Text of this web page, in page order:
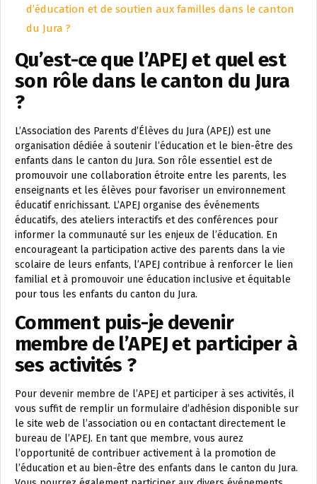
d’éducation et de soutien aux familles dans le canton
du Jura ?
Qu’est-ce que l’APEJ et quel est
son rôle dans le canton du Jura
?
L’Association des Parents d’Élèves du Jura (APEJ) est une
organisation dédiée à soutenir l’éducation et le bien-être des
enfants dans le canton du Jura. Son rôle essentiel est de
promouvoir une collaboration étroite entre les parents, les
enseignants et les élèves pour favoriser un environnement
éducatif enrichissant. L’APEJ organise des événements
éducatifs, des ateliers interactifs et des conférences pour
informer la communauté sur les enjeux de l’éducation. En
encourageant la participation active des parents dans la vie
scolaire de leurs enfants, l’APEJ contribue à renforcer le lien
familial et à promouvoir une éducation inclusive et équitable
pour tous les enfants du canton du Jura.
Comment puis-je devenir
membre de l’APEJ et participer à
ses activités ?
Pour devenir membre de l’APEJ et participer à ses activités, il
vous suffit de remplir un formulaire d’adhésion disponible sur
le site web de l’association ou en contactant directement le
bureau de l’APEJ. En tant que membre, vous aurez
l’opportunité de contribuer activement à la promotion de
l’éducation et au bien-être des enfants dans le canton du Jura.